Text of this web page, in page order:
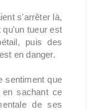
s'arrêter là,
qu'un tueur est
puis des
en danger.
sentiment que
sachant ce
de ses